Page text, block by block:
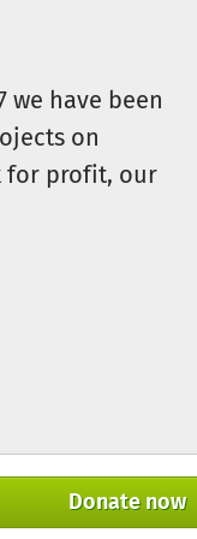
Donate now
we have been
on
for profit, our